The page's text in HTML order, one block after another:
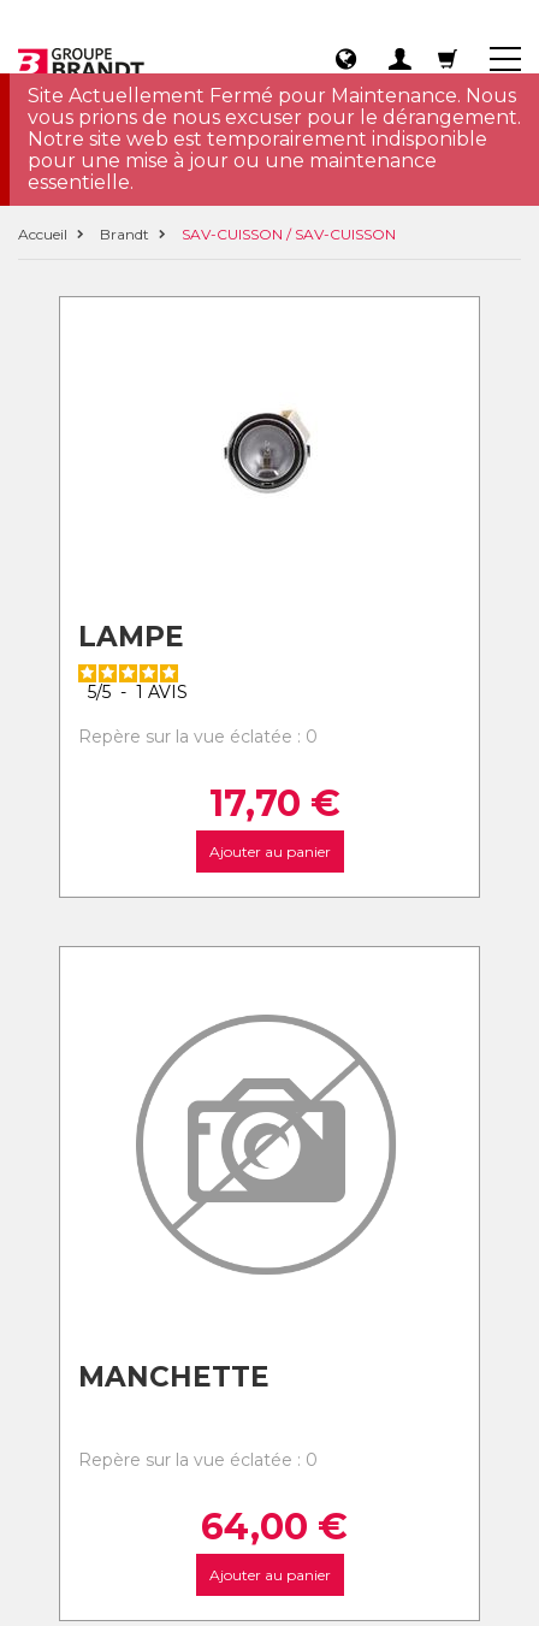
Site Actuellement Fermé pour Maintenance. Nous
vous prions de nous excuser pour le dérangement.
Notre site web est temporairement indisponible
pour une mise à jour ou une maintenance
essentielle.
Accueil Brandt SAV-CUISSON / SAV-CUISSON
LAMPE
5/5 - 1 AVIS
Repère sur la vue éclatée : 0
17,70 €
Ajouter au panier
MANCHETTE
Repère sur la vue éclatée : 0
64,00 €
Ajouter au panier